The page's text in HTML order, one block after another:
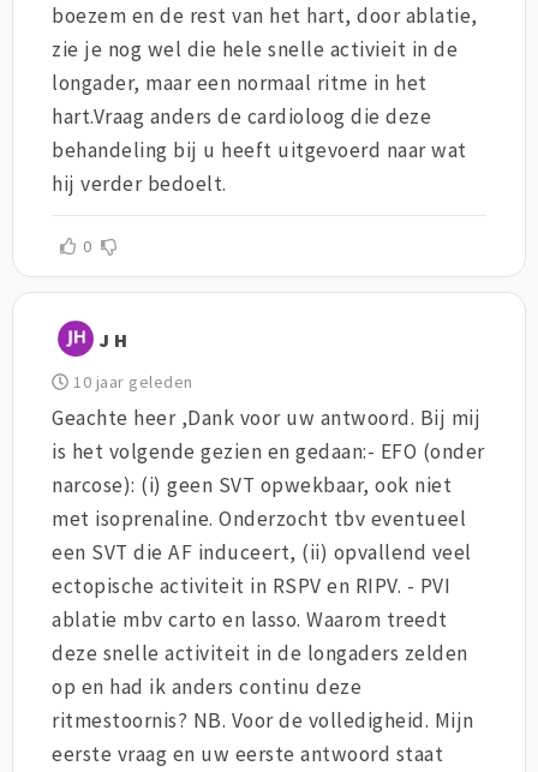
boezem en de rest van het hart, door ablatie,
zie je nog wel die hele snelle activieit in de
longader, maar een normaal ritme in het
hart.Vraag anders de cardioloog die deze
behandeling bij u heeft uitgevoerd naar wat
hij verder bedoelt.
0
J H
10 jaar geleden
Geachte heer ,Dank voor uw antwoord. Bij mij
is het volgende gezien en gedaan:- EFO (onder
narcose): (i) geen SVT opwekbaar, ook niet
met isoprenaline. Onderzocht tbv eventueel
een SVT die AF induceert, (ii) opvallend veel
ectopische activiteit in RSPV en RIPV. - PVI
ablatie mbv carto en lasso. Waarom treedt
deze snelle activiteit in de longaders zelden
op en had ik anders continu deze
ritmestoornis? NB. Voor de volledigheid. Mijn
eerste vraag en uw eerste antwoord staat